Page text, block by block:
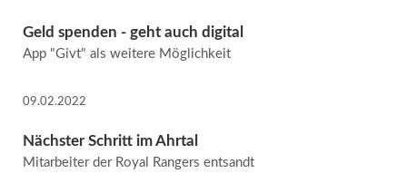
Geld spenden - geht auch digital
App "Givt" als weitere Möglichkeit
09.02.2022
Nächster Schritt im Ahrtal
Mitarbeiter der Royal Rangers entsandt